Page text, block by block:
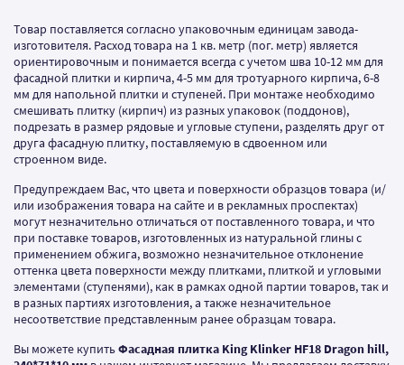
Товар поставляется согласно упаковочным единицам завода-
изготовителя. Расход товара на 1 кв. метр (пог. метр) является
ориентировочным и понимается всегда с учетом шва 10-12 мм для
фасадной плитки и кирпича, 4-5 мм для тротуарного кирпича, 6-8
мм для напольной плитки и ступеней. При монтаже необходимо
смешивать плитку (кирпич) из разных упаковок (поддонов),
подрезать в размер рядовые и угловые ступени, разделять друг от
друга фасадную плитку, поставляемую в сдвоенном или
строенном виде.
Предупреждаем Вас, что цвета и поверхности образцов товара (и/
или изображения товара на сайте и в рекламных проспектах)
могут незначительно отличаться от поставленного товара, и что
при поставке товаров, изготовленных из натуральной глины с
применением обжига, возможно незначительное отклонение
оттенка цвета поверхности между плитками, плиткой и угловыми
элементами (ступенями), как в рамках одной партии товаров, так и
в разных партиях изготовления, а также незначительное
несоответствие представленным ранее образцам товара.
Вы можете купитьФасадная плитка King Klinker HF18 Dragon hill,